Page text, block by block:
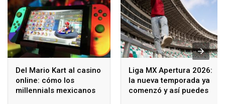
Del Mario Kart al casino
online: cómo los
millennials mexicanos
Liga MX Apertura 2026:
la nueva temporada ya
comenzó y así puedes